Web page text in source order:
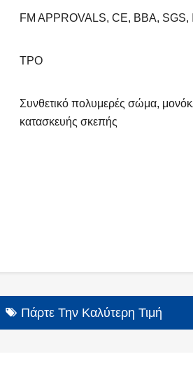
FM APPROVALS, CE, BBA, SGS,
TPO
Συνθετικό πολυμερές σώμα,
κατασκευής σκεπής
Πάρτε Την Καλύτερη Τιμή